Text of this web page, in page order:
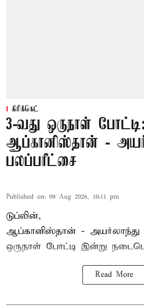
கிரிக்கெட்
3-வது ஒருநாள் போட்டி:
ஆப்கானிஸ்தான் -
பலப்பரீட்சை
Published on: 09 Aug 2026, 10:11 pm
டுப்லின்,
ஆப்கானிஸ்தான் - அயர்லாந்து
ஒருநாள் போட்டி இன்று
Read More